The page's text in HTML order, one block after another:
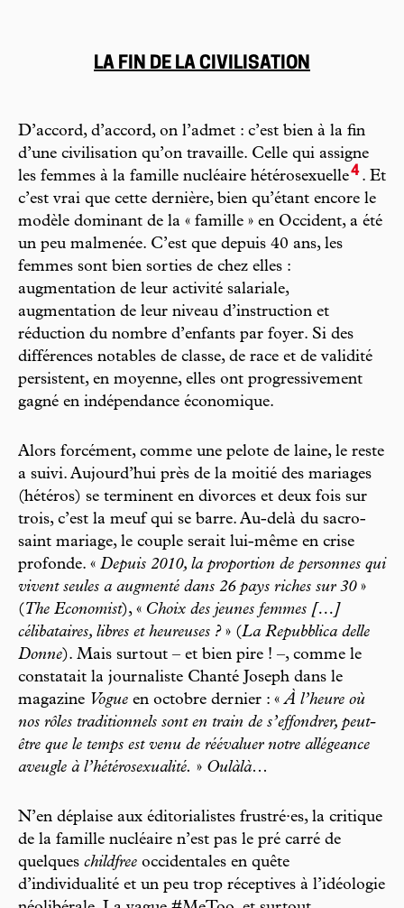
LA FIN DE LA CIVILISATION
D’accord, d’accord, on l’admet : c’est bien à la fin
d’une civilisation qu’on travaille. Celle qui assigne
les femmes à la famille nucléaire hétérosexuelle4. Et
c’est vrai que cette dernière, bien qu’étant encore le
modèle dominant de la « famille » en Occident, a été
un peu malmenée. C’est que depuis 40 ans, les
femmes sont bien sorties de chez elles :
augmentation de leur activité salariale,
augmentation de leur niveau d’instruction et
réduction du nombre d’enfants par foyer. Si des
différences notables de classe, de race et de validité
persistent, en moyenne, elles ont progressivement
gagné en indépendance économique.
Alors forcément, comme une pelote de laine, le reste
a suivi. Aujourd’hui près de la moitié des mariages
(hétéros) se terminent en divorces et deux fois sur
trois, c’est la meuf qui se barre. Au-delà du sacro-
saint mariage, le couple serait lui-même en crise
profonde. « Depuis 2010, la proportion de personnes qui
vivent seules a augmenté dans 26 pays riches sur 30»
( The Economist), « Choix des jeunes femmes […]
célibataires, libres et heureuses ?» (La Repubblica delle
Donne). Mais surtout – et bien pire ! –, comme le
constatait la journaliste Chanté Joseph dans le
magazine Vogue en octobre dernier : «À l’heure où
nos rôles traditionnels sont en train de s’effondrer, peut-
être que le temps est venu de réévaluer notre allégeance
aveugle à l’hétérosexualité. » Oulàlà…
N’en déplaise aux éditorialistes frustré·es, la critique
de la famille nucléaire n’est pas le pré carré de
quelques childfree occidentales en quête
d’individualité et un peu trop réceptives à l’idéologie